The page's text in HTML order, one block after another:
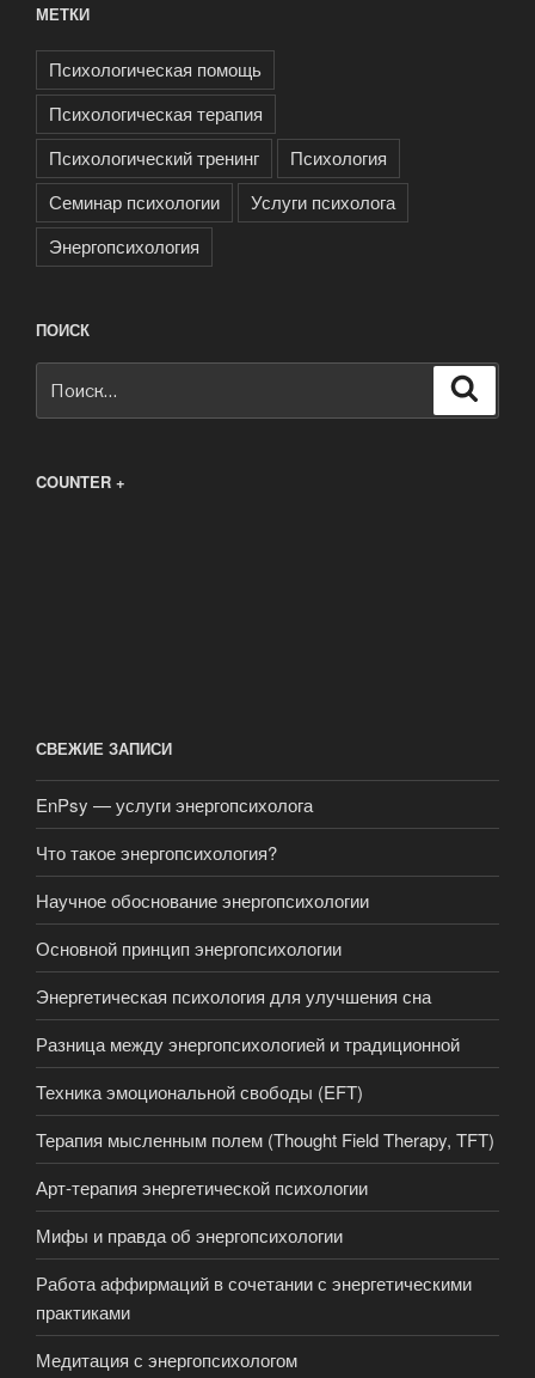
МЕТКИ
Психологическая помощь
Психологическая терапия
Психологический тренинг
Психология
Семинар психологии
Услуги психолога
Энергопсихология
ПОИСК
COUNTER +
СВЕЖИЕ ЗАПИСИ
EnPsy — услуги энергопсихолога
Что такое энергопсихология?
Научное обоснование энергопсихологии
Основной принцип энергопсихологии
Энергетическая психология для улучшения сна
Разница между энергопсихологией и традиционной
Техника эмоциональной свободы (EFT)
Терапия мысленным полем (Thought Field Therapy, TFT)
Арт-терапия энергетической психологии
Мифы и правда об энергопсихологии
Работа аффирмаций в сочетании с энергетическими
практиками
Медитация с энергопсихологом